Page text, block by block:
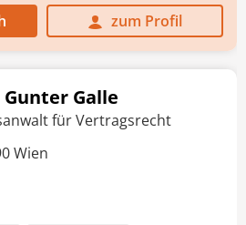
zum Profil
Gunter Galle
für Vertragsrecht
Wien